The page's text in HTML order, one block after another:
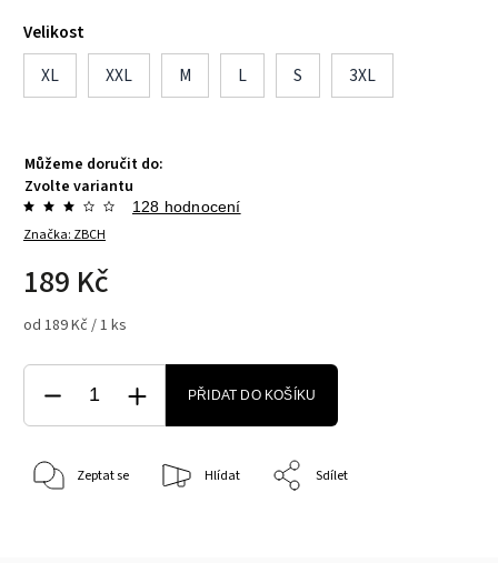
Velikost
XL
XXL M L S 3XL
Můžeme doručit do:
Zvolte variantu
Značka: ZBCH
128 hodnocení
189 Kč
od 189 Kč / 1 ks
PŘIDAT DO KOŠÍKU
Zeptat se Hlídat Sdílet